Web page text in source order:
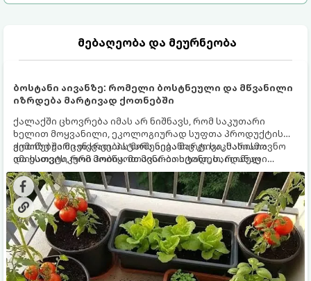
მებაღეობა და მეურნეობა
ბოსტანი აივანზე: რომელი ბოსტნეული და მწვანილი
იზრდება მარტივად ქოთნებში
ქალაქში ცხოვრება იმას არ ნიშნავს, რომ საკუთარი
ხელით მოყვანილი, ეკოლოგიურად სუფთა პროდუქტის
გემოზე უარი თქვათ. პატარა აივანიც კი საკმარისია
იმისათვის, რომ მოიწყოთ მინი-ბოსტანი, საიდანაც
ყოველდღიურად ახალ, არომატულ მწვანილსა და
ბოსტნეულს მოკრეფთ.
ქოთნებში მცენარეების მოშენება მარტივი, სასიამოვნო
და ესთეტიკური ჰობია. მთავარია იცოდეთ, რომელი
კულტურები ეგუებიან ქოთნის პირობებს ყველაზე კარგად
და როგორ მოუაროთ მათ სწორად.